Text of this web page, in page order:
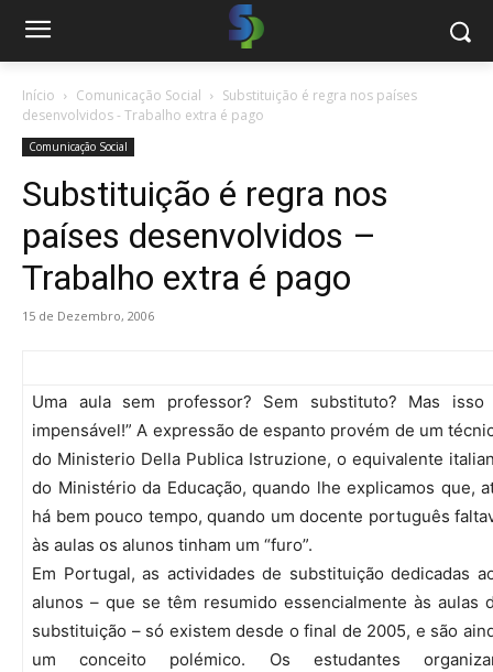
Início Comunicação Social
Substituição é regra nos países
desenvolvidos - Trabalho extra é pago
Comunicação Social
Substituição é regra nos
países desenvolvidos –
Trabalho extra é pago
15 de Dezembro, 2006
Uma aula sem professor? Sem substituto? Mas isso
impensável!” A expressão de espanto provém de um
do Ministerio Della Publica Istruzione, o equivalente
do Ministério da Educação, quando lhe explicamos que,
há bem pouco tempo, quando um docente português
às aulas os alunos tinham um “furo”.
Em Portugal, as actividades de substituição dedicadas
alunos – que se têm resumido essencialmente às aulas
substituição – só existem desde o final de 2005, e são
um conceito polémico. Os estudantes